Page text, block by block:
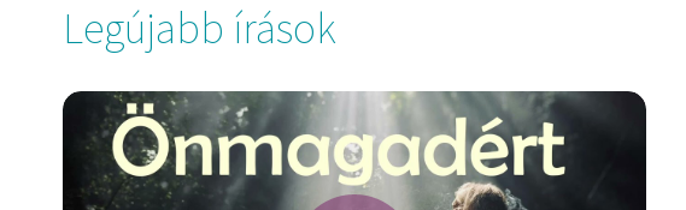
Legújabb írások